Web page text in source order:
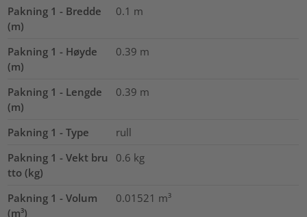
Pakning 1 - Bredde
(m)
0.1 m
Pakning 1 - Høyde
(m)
0.39 m
Pakning 1 - Lengde
(m)
0.39 m
Pakning 1 - Type
rull
Pakning 1 - Vekt bru
tto (kg)
0.6 kg
Pakning 1 - Volum
(m³)
0.01521 m³